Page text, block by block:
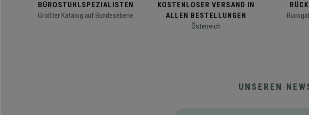
BÜROSTUHLSPEZIALISTEN
Größter Katalog auf Bundesebene
KOSTENLOSER VERSAND IN
ALLEN BESTELLUNGEN
Österreich
UNSEREN